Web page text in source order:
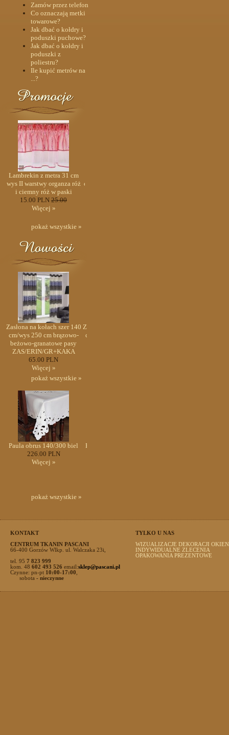
Zamów przez telefon
Co oznaczają metki
towarowe?
Jak dbać o kołdry i
poduszki puchowe?
Jak dbać o kołdry i
poduszki z
poliestru?
Ile kupić metrów na
...?
Lambrekin z metra 31 cm
wys II warstwy organza róż
i ciemny róż w paski
15.00 PLN 25.00
Więcej »
cm/wys 48 cm tafta bordo-
pokaż wszystkie »
Zasłona na kołach szer 140
cm/wys 250 cm brązowo-
beżowo-granatowe pasy
ZAS/ERIN/GR+KAKA
65.00 PLN
Więcej »
Zasłona na kołach szer 140
cm/wys 250 cm brązowo-
pokaż wszystkie »
Paula obrus 140/300 biel
226.00 PLN
Więcej »
Paula obrus 140/300 biel
pokaż wszystkie »
KONTAKT
CENTRUM TKANIN PASCANI
66-400 Gorzów Wlkp. ul. Walczaka 23i,
tel. 95 7 823 999
kom. 48 602 493 526 email:sklep@pascani.pl
Czynne: pn-pt 10:00-17:00
sobota - nieczynne
TYLKO U NAS
WIZUALIZACJE DEKORACJI OKIEN
INDYWIDUALNE ZLECENIA
OPAKOWANIA PREZENTOWE